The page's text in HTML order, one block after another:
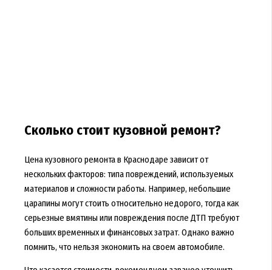
Сколько стоит кузовной ремонт?
Цена кузовного ремонта в Краснодаре зависит от
нескольких факторов: типа повреждений, используемых
материалов и сложности работы. Например, небольшие
царапины могут стоить относительно недорого, тогда как
серьезные вмятины или повреждения после ДТП требуют
больших временных и финансовых затрат. Однако важно
помнить, что нельзя экономить на своем автомобиле.